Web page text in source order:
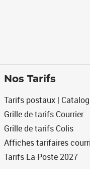
Nos Tarifs
Tarifs postaux |
Grille de tarifs Courrier
Grille de tarifs Colis
Affiches tarifaires
Tarifs La Poste 2027